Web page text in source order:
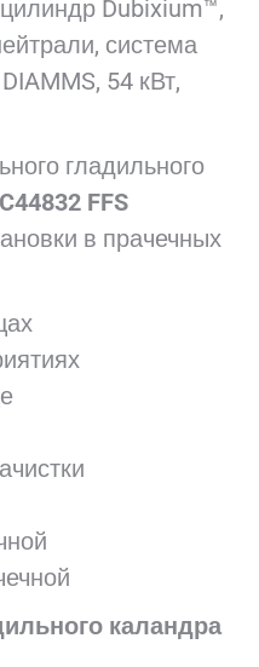
Dubixium™,
система
54 кВт,
гладильного
FFS
в прачечных
каландра